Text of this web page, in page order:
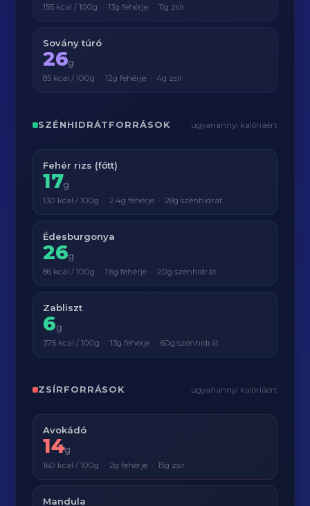
155 kcal / 100g · 13g fehérje · 11g zsír
Sovány túró
26g
85 kcal / 100g · 12g fehérje · 4g zsír
SZÉNHIDRÁTFORRÁSOK ugyanannyi kalóriáért
Fehér rizs (főtt)
17g
130 kcal / 100g · 2.4g fehérje · 28g szénhidrát
Édesburgonya
26g
86 kcal / 100g · 1.6g fehérje · 20g szénhidrát
Zabliszt
6g
375 kcal / 100g · 13g fehérje · 60g szénhidrát
ZSÍRFORRÁSOK ugyanannyi kalóriáért
Avokádó
14g
160 kcal / 100g · 2g fehérje · 15g zsír
Mandula